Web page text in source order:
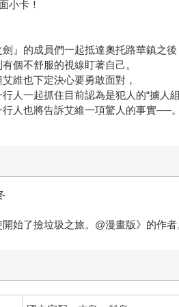
小卡！
』的成員們一起抵達奧托路華鎮之後
個不舒服的視線盯著自己。
維也下定決心要勇敢面對，
人一起抓住目前認為是犯人的“擄人組
人也將告訴艾維一項驚人的事實──。
開始了撿垃圾之旅。@漫畫版》的作者